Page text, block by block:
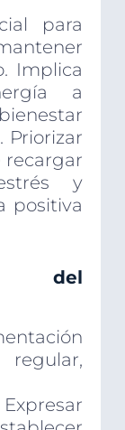
para
Implica
a
Priorizar
y
positiva
del
regular,
Expresar